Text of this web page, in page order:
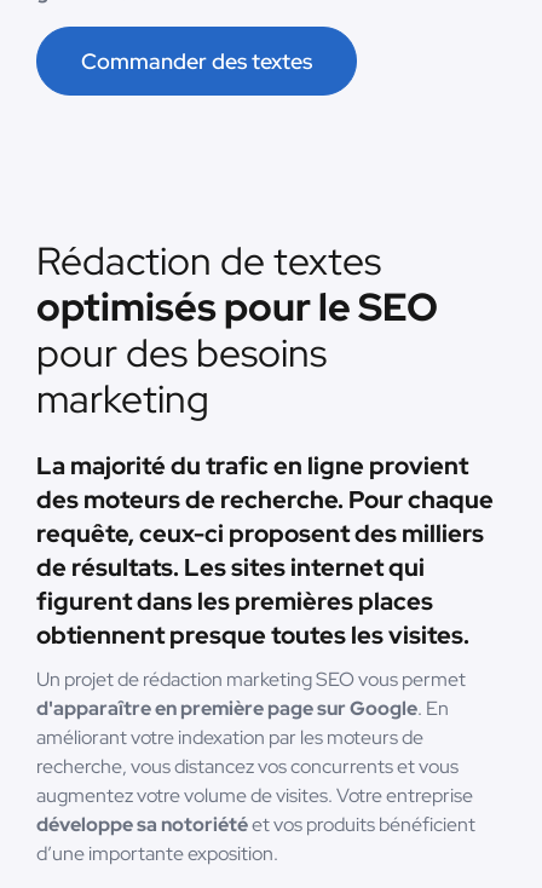
Commander des textes
Rédaction de textes
optimisés pour le SEO
pour des besoins
marketing
La majorité du trafic en ligne provient
des moteurs de recherche. Pour chaque
requête, ceux-ci proposent des milliers
de résultats. Les sites internet qui
figurent dans les premières places
obtiennent presque toutes les visites.
Un projet de rédaction marketing SEO vous permet
d'apparaître en première page sur Google. En
améliorant votre indexation par les moteurs de
recherche, vous distancez vos concurrents et vous
augmentez votre volume de visites. Votre entreprise
développe sa notoriétéet vos produits bénéficient
d’une importante exposition.